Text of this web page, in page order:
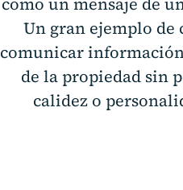
Un gran ejemplo de
comunicar
de la propiedad sin
calidez o